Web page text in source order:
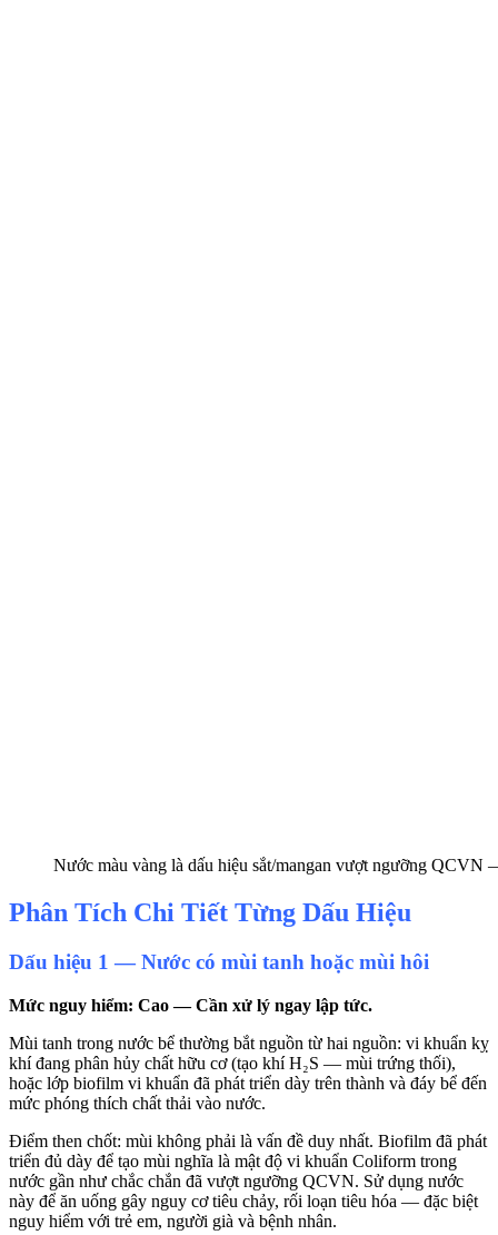
Nước màu vàng là dấu hiệu sắt/mangan vượt ngưỡng
Phân Tích Chi Tiết Từng Dấu Hiệu
Dấu hiệu 1 — Nước có mùi tanh hoặc mùi hôi
Mức nguy hiểm: Cao — Cần xử lý ngay lập tức.
Mùi tanh trong nước bể thường bắt nguồn từ hai nguồn: vi khuẩn kỵ
khí đang phân hủy chất hữu cơ (tạo khí H₂S — mùi trứng thối),
hoặc lớp biofilm vi khuẩn đã phát triển dày trên thành và đáy bể đến
mức phóng thích chất thải vào nước.
Điểm then chốt: mùi không phải là vấn đề duy nhất. Biofilm đã phát
triển đủ dày để tạo mùi nghĩa là mật độ vi khuẩn Coliform trong
nước gần như chắc chắn đã vượt ngưỡng QCVN. Sử dụng nước
này để ăn uống gây nguy cơ tiêu chảy, rối loạn tiêu hóa — đặc biệt
nguy hiểm với trẻ em, người già và bệnh nhân.